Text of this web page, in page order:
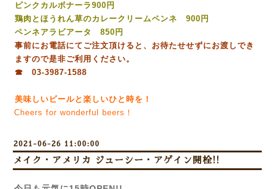
ピンクカルボナーラ900円
鶏肉とほうれん草のカレークリームペンネ 900円
ペンネアラビアータ 850円
事前にお電話にてご注文頂けると、お待たせせずにお渡しでき
ますので是非ご利用ください。
☎ 03-3987-1588
美味しいビールと楽しいひと時を！
Cheers for wonderful beers！
2021-06-26 11:00:00
メイク・アメリカ ジューシー・アゲイン開栓!!